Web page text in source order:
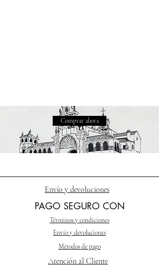
Comprar ahora
Envío y devoluciones
PAGO SEGURO CON
Términos y condiciones
Envío y devoluciones
Métodos de pago
Atención al Cliente